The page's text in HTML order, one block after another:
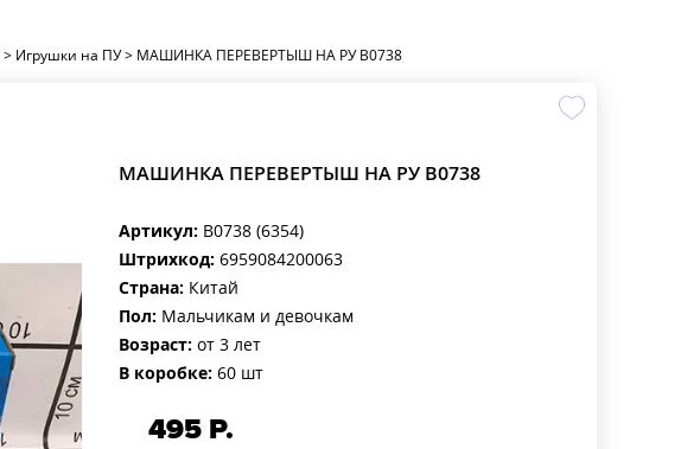
> Игрушки на ПУ> МАШИНКА ПЕРЕВЕРТЫШ НА РУ B0738
МАШИНКА ПЕРЕВЕРТЫШ НА РУ B0738
Артикул: B0738 (6354)
Штрихкод: 6959084200063
Страна: Китай
Пол: Мальчикам и девочкам
Возраст: от 3 лет
В коробке: 60 шт
495Р.